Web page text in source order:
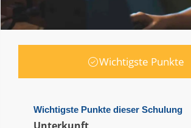
Wichtigste Punkte
Wichtigste Punkte dieser Schulung